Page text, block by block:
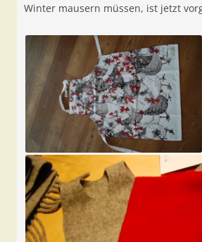
Winter mausern müssen, ist jetzt